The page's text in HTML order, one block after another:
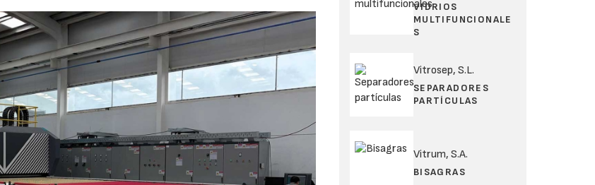
VIDRIOS
MULTIFUNCIONALE
S
Vitrosep, S.L.
SEPARADORES
PARTÍCULAS
Vitrum, S.A.
BISAGRAS